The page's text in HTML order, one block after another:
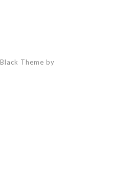
Black Theme by